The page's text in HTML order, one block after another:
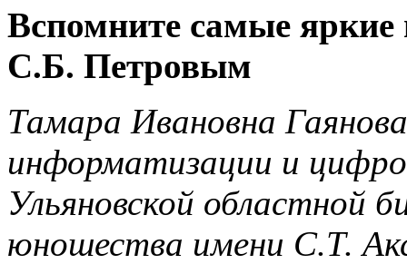
Вспомните самые яркие
С.Б. Петровым
Тамара Ивановна
информатизации и
Ульяновской областной
юношества имени С.Т.